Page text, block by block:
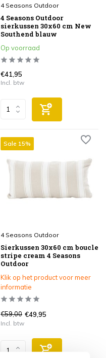
4 Seasons Outdoor
4 Seasons Outdoor
sierkussen 30x60 cm New
Southend blauw
Op voorraad
€41,95
Incl. btw
Sale 15%
4 Seasons Outdoor
Sierkussen 30x60 cm boucle
stripe cream 4 Seasons
Outdoor
Klik op het product voor meer
informatie
€59,00 €49,95
Incl. btw